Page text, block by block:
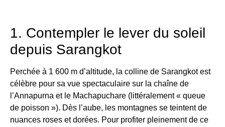
1. Contempler le lever du soleil
depuis Sarangkot
Perchée à 1 600 m d’altitude, la colline de Sarangkot est
célèbre pour sa vue spectaculaire sur la chaîne de
l’Annapurna et le Machapuchare (littéralement « queue
de poisson »). Dès l’aube, les montagnes se teintent de
nuances roses et dorées. Pour profiter pleinement de ce